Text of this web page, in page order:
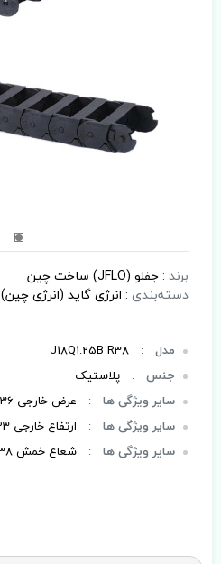
برند :جفلو (JFLO) ساخت چین
دسته‌بندی : انرژی گاید (انرژی چین)
مدل :
J18Q1.25B R38
جنس :
پلاستیک
سایر ویژگی ها :
عرض خارجی 36 میلیمتر
سایر ویژگی ها :
ارتفاع خارجی 23 میلیمتر
سایر ویژگی ها : شعاع خمش 38 میلیمتر